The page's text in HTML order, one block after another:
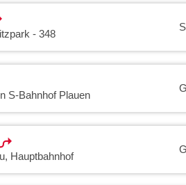
- 348
S-Bahnhof Plauen
Hauptbahnhof